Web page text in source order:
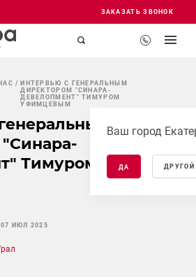
ЗАКАЗАТЬ ЗВОНОК
Ваш город
ДА ДРУГОЙ
ИНТЕРВЬЮ С ГЕНЕРАЛЬНЫМ
ДИРЕКТОРОМ "СИНАРА-
ДЕВЕЛОПМЕНТ" ТИМУРОМ
УФИМЦЕВЫМ
Тимуром
07 ИЮЛ 2025